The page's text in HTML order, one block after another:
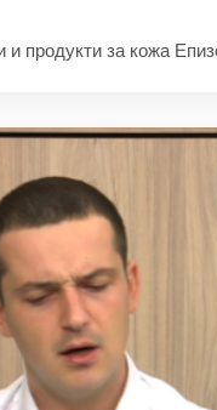
и продукти за кожа